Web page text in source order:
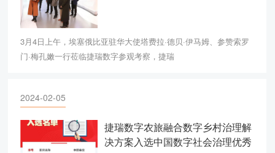
3月4日上午，埃塞俄比亚驻华大使塔费拉·德贝·伊马姆、参赞索罗
门·梅孔嫩一行莅临捷瑞数字参观考察，捷瑞
2024-02-05
捷瑞数字农旅融合数字乡村治理解
决方案入选中国数字社会治理优秀